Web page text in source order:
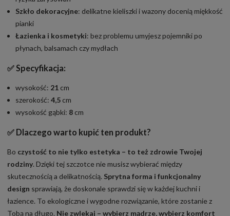
Szkło dekoracyjne: delikatne kieliszki i wazony docenią miękkość
pianki
Łazienka i kosmetyki: bez problemu umyjesz pojemniki po
płynach, balsamach czy mydłach
✅ Specyfikacja:
wysokość: 21 cm
szerokość: 4,5 cm
wysokość gąbki: 8 cm
✅ Dlaczego warto kupić ten produkt?
Bo czystość to nie tylko estetyka – to też zdrowie Twojej
rodziny. Dzięki tej szczotce nie musisz wybierać między
skutecznością a delikatnością. Sprytna forma i funkcjonalny
design sprawiają, że doskonale sprawdzi się w każdej kuchni i
łazience. To ekologiczne i wygodne rozwiązanie, które zostanie z
Tobą na długo. Nie zwlekaj – wybierz mądrze, wybierz komfort